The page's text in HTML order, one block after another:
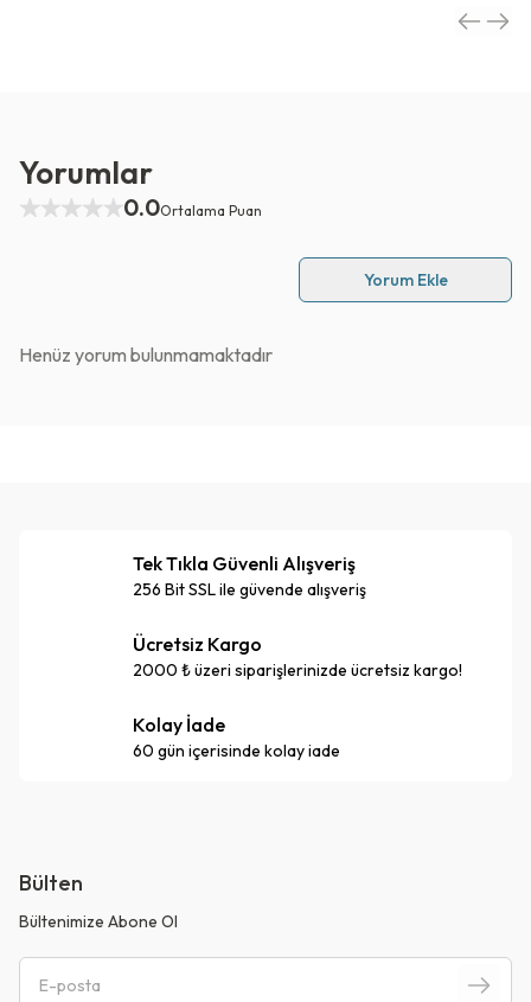
Yorumlar
0.0Ortalama Puan
Yorum Ekle
Henüz yorum bulunmamaktadır
Tek Tıkla Güvenli Alışveriş
256 Bit SSL ile güvende alışveriş
Ücretsiz Kargo
2000 ₺ üzeri siparişlerinizde ücretsiz kargo!
Kolay İade
60 gün içerisinde kolay iade
Bülten
Bültenimize Abone Ol